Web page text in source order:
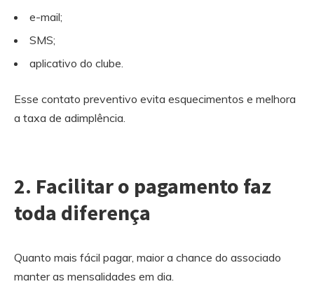
e-mail;
SMS;
aplicativo do clube.
Esse contato preventivo evita esquecimentos e melhora
a taxa de adimplência.
2. Facilitar o pagamento faz
toda diferença
Quanto mais fácil pagar, maior a chance do associado
manter as mensalidades em dia.